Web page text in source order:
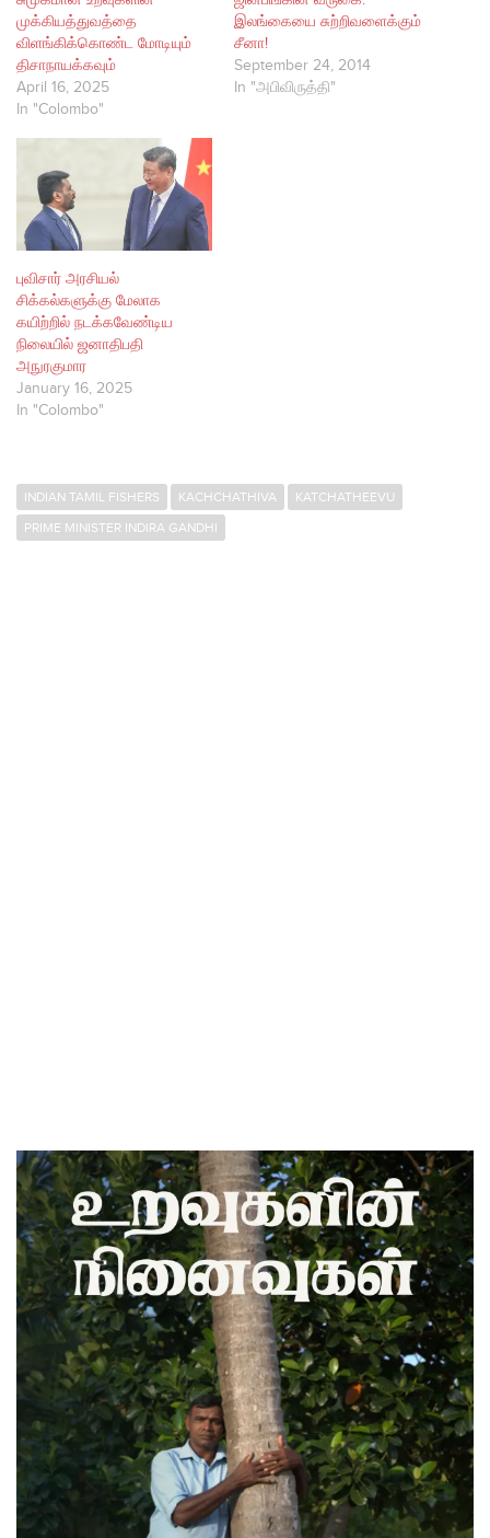
முக்கியத்துவத்தை
விளங்கிக்கொண்ட மோடியும்
திசாநாயக்கவும்
April 16, 2025
In "Colombo"
இலங்கையை சுற்றிவளைக்கும்
சீனா!
September 24, 2014
In "அபிவிருத்தி"
புவிசார் அரசியல்
சிக்கல்களுக்கு மேலாக
கயிற்றில் நடக்கவேண்டிய
நிலையில் ஜனாதிபதி
அநுரகுமார
January 16, 2025
In "Colombo"
INDIAN TAMIL FISHERS KACHCHATHIVA
KATCHATHEEVU
PRIME MINISTER INDIRA GANDHI